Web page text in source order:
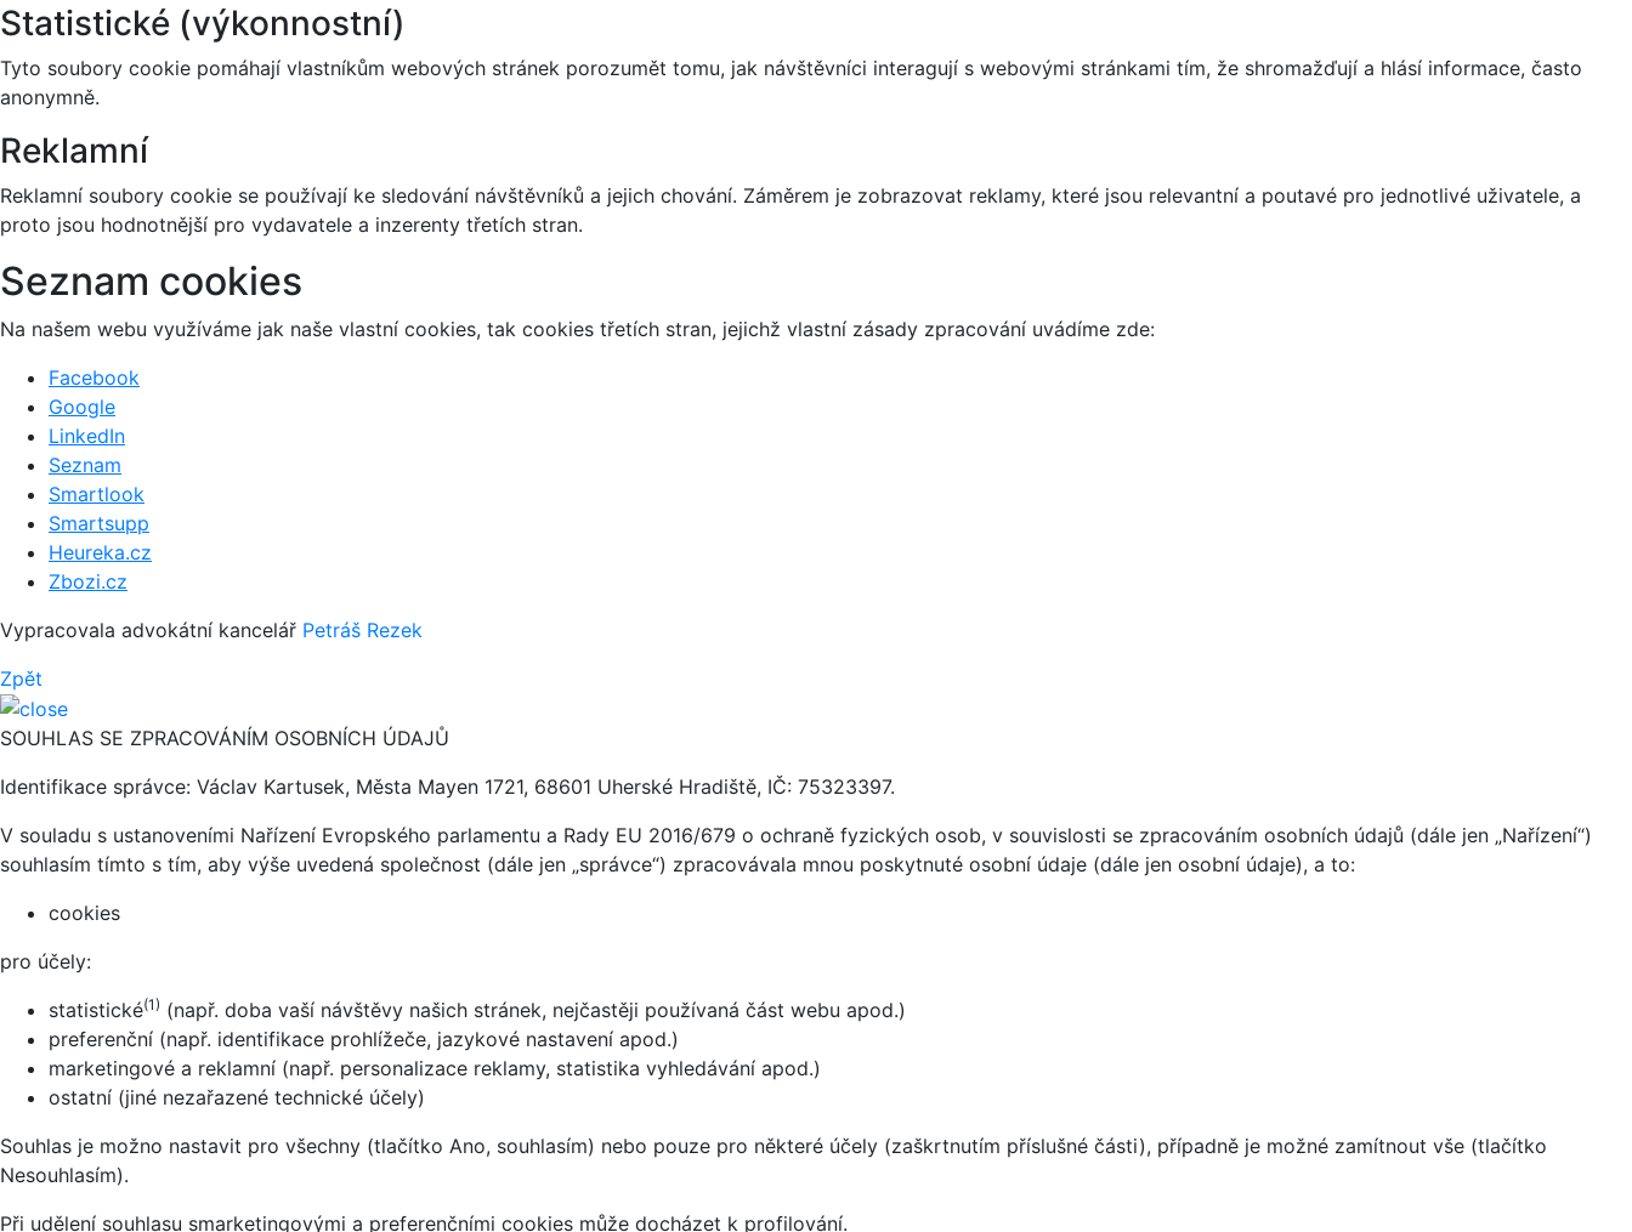
Statistické (výkonnostní)
Tyto soubory cookie pomáhají vlastníkům webových stránek porozumět tomu, jak návštěvníci interagují s webovými stránkami tím, že shromažďují a hlásí informace, často
anonymně.
Reklamní
Reklamní soubory cookie se používají ke sledování návštěvníků a jejich chování. Záměrem je zobrazovat reklamy, které jsou relevantní a poutavé pro jednotlivé uživatele, a
proto jsou hodnotnější pro vydavatele a inzerenty třetích stran.
Seznam cookies
Na našem webu využíváme jak naše vlastní cookies, tak cookies třetích stran, jejichž vlastní zásady zpracování uvádíme zde:
Facebook
Google
LinkedIn
Seznam
Smartlook
Smartsupp
Heureka.cz
Zbozi.cz
Vypracovala advokátní kancelář Petráš Rezek
Zpět
SOUHLAS SE ZPRACOVÁNÍM OSOBNÍCH ÚDAJŮ
Identifikace správce: Václav Kartusek, Města Mayen 1721, 68601 Uherské Hradiště, IČ: 75323397.
V souladu s ustanoveními Nařízení Evropského parlamentu a Rady EU 2016/679 o ochraně fyzických osob, v souvislosti se zpracováním osobních údajů (dále jen „Nařízení“)
souhlasím tímto s tím, aby výše uvedená společnost (dále jen „správce“) zpracovávala mnou poskytnuté osobní údaje (dále jen osobní údaje), a to:
cookies
pro účely:
statistické(1) (např. doba vaší návštěvy našich stránek, nejčastěji používaná část webu apod.)
preferenční (např. identifikace prohlížeče, jazykové nastavení apod.)
marketingové a reklamní (např. personalizace reklamy, statistika vyhledávání apod.)
ostatní (jiné nezařazené technické účely)
Souhlas je možno nastavit pro všechny (tlačítko Ano, souhlasím) nebo pouze pro některé účely (zaškrtnutím příslušné části), případně je možné zamítnout vše (tlačítko
Nesouhlasím).
Při udělení souhlasu smarketingovými a preferenčními cookies může docházet k profilování.